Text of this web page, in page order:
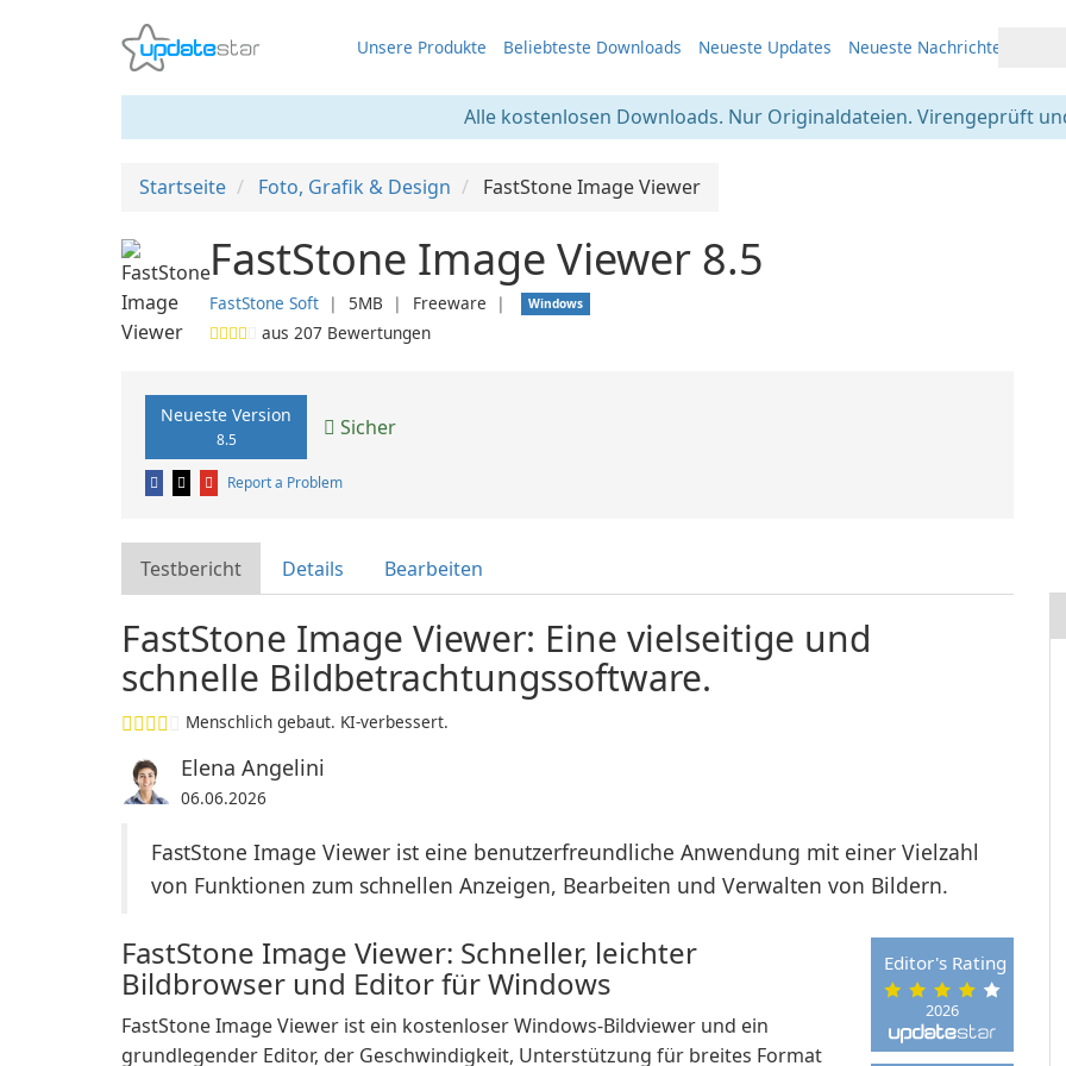
Unsere Produkte Beliebteste Downloads Neueste Updates Neueste Nachrichten
Alle kostenlosen Downloads. Nur Originaldateien. Virengeprüft
Startseite Foto, Grafik & Design FastStone Image Viewer
FastStone Image Viewer 8.5
FastStone Soft ❘ 5MB ❘ Freeware ❘ Windows
aus 207 Bewertungen
Neueste Version
8.5 Sicher
Report a Problem
Testbericht Details Bearbeiten
FastStone Image Viewer: Eine vielseitige und
schnelle Bildbetrachtungssoftware.
Menschlich gebaut. KI-verbessert.
Elena Angelini
06.06.2026
FastStone Image Viewer ist eine benutzerfreundliche Anwendung mit einer Vielzahl
von Funktionen zum schnellen Anzeigen, Bearbeiten und Verwalten von Bildern.
2026
Editor's Rating
FastStone Image Viewer: Schneller, leichter
Bildbrowser und Editor für Windows
FastStone Image Viewer ist ein kostenloser Windows-Bildviewer und ein
grundlegender Editor, der Geschwindigkeit, Unterstützung für breites Format